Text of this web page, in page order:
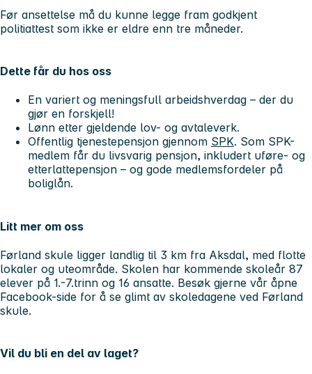
Før ansettelse må du kunne legge fram godkjent
politiattest som ikke er eldre enn tre måneder.
Dette får du hos oss
En variert og meningsfull arbeidshverdag – der du
gjør en forskjell!
Lønn etter gjeldende lov- og avtaleverk.
Offentlig tjenestepensjon gjennom SPK. Som SPK-
medlem får du livsvarig pensjon, inkludert uføre- og
etterlattepensjon – og gode medlemsfordeler på
boliglån.
Litt mer om oss
Førland skule ligger landlig til 3 km fra Aksdal, med flotte
lokaler og uteområde. Skolen har kommende skoleår 87
elever på 1.-7.trinn og 16 ansatte. Besøk gjerne vår åpne
Facebook-side for å se glimt av skoledagene ved Førland
skule.
Vil du bli en del av laget?